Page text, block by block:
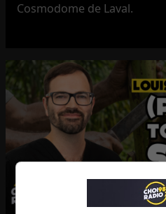
Cosmodome de Laval.